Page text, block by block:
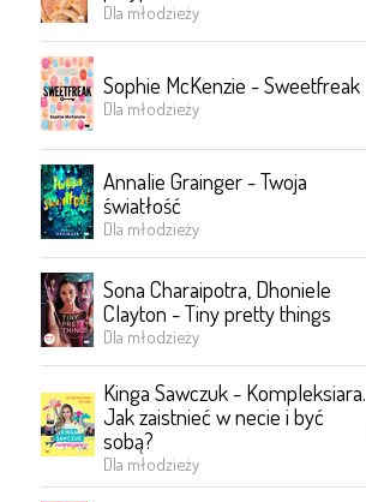
Dla młodzieży
Sophie McKenzie - Sweetfreak
Dla młodzieży
Annalie Grainger - Twoja
światłość
Dla młodzieży
Sona Charaipotra, Dhoniele
Clayton - Tiny pretty things
Dla młodzieży
Kinga Sawczuk - Kompleksiara.
Jak zaistnieć w necie i być
sobą?
Dla młodzieży